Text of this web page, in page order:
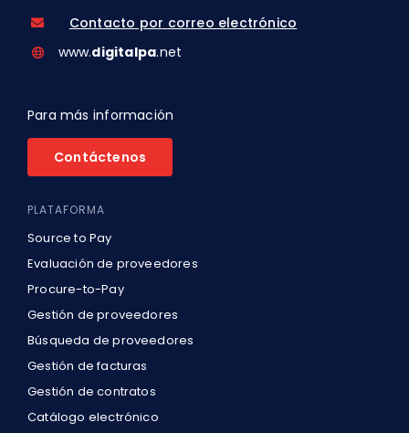
Contacto por correo electrónico
www.digitalpa.net
Para más información
Contáctenos
PLATAFORMA
Source to Pay
Evaluación de proveedores
Procure-to-Pay
Gestión de proveedores
Búsqueda de proveedores
Gestión de facturas
Gestión de contratos
Catálogo electrónico